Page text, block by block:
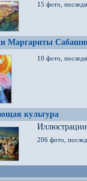
15 фото,
Маргариты
10 фото,
культура
206 фото,